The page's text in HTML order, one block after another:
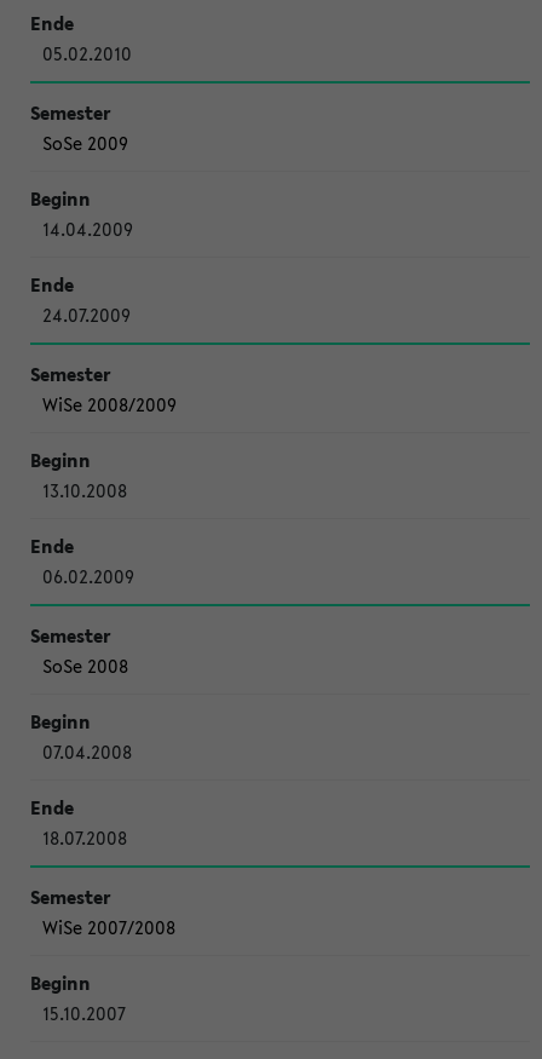
05.02.2010
SoSe 2009
14.04.2009
24.07.2009
WiSe 2008/2009
13.10.2008
06.02.2009
SoSe 2008
07.04.2008
18.07.2008
WiSe 2007/2008
15.10.2007